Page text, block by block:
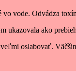
vode. Odvádza
ukazovala ako
oslabovať.